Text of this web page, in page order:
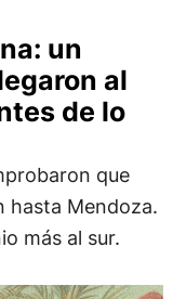
un
al
de lo
que
hasta Mendoza.
más al sur.